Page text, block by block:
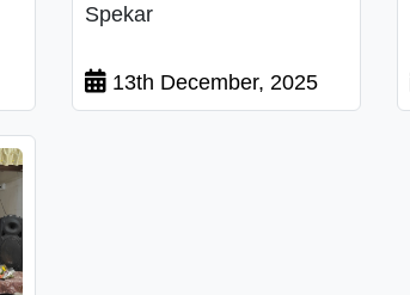
Spekar
13th December, 2025